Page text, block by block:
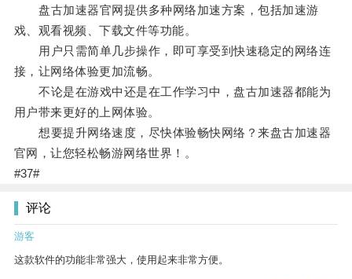
盘古加速器官网提供多种网络加速方案，包括加速游
戏、观看视频、下载文件等功能。
用户只需简单几步操作，即可享受到快速稳定的网络连
接，让网络体验更加流畅。
不论是在游戏中还是在工作学习中，盘古加速器都能为
用户带来更好的上网体验。
想要提升网络速度，尽快体验畅快网络？来盘古加速器
官网，让您轻松畅游网络世界！。
#37#
评论
游客
这款软件的功能非常强大，使用起来非常方便。